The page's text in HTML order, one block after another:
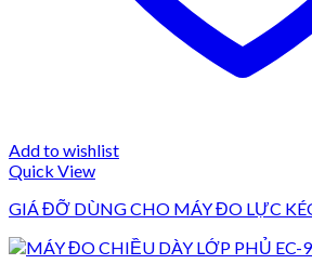
Add to wishlist
Quick View
GIÁ ĐỠ DÙNG CHO MÁY ĐO LỰC